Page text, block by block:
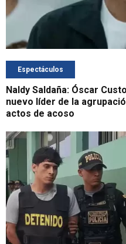
Espectáculos
Naldy Saldaña: Óscar
nuevo líder de la
actos de acoso